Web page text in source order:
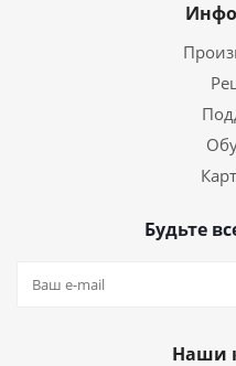
Будьте
Наши